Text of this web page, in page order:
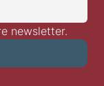
newsletter.